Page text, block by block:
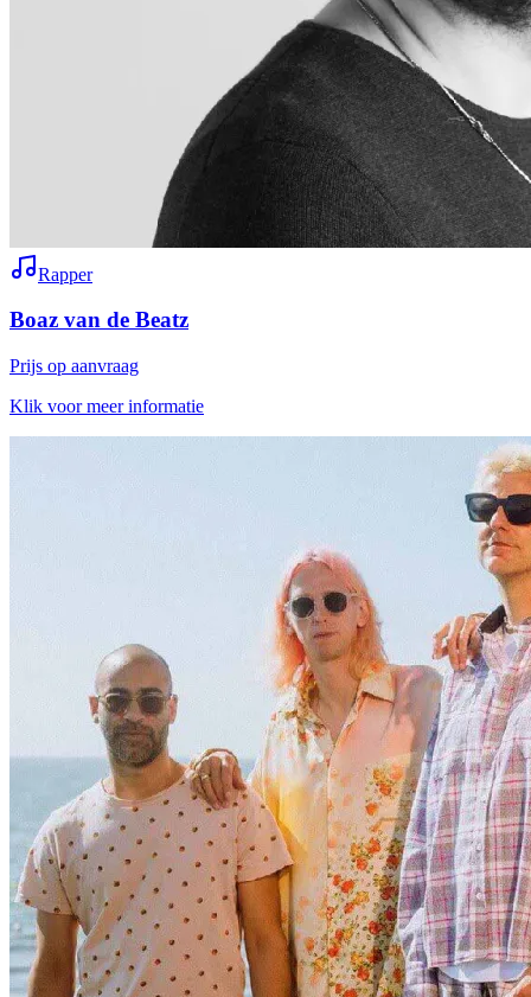
Rapper
Boaz van de Beatz
Prijs op aanvraag
Klik voor meer informatie